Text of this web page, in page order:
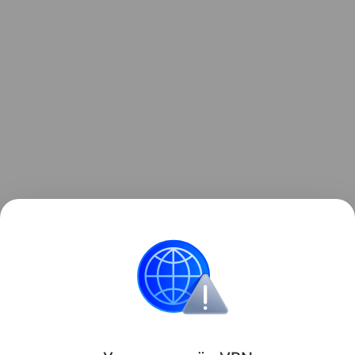
Что ждет ребенка, который
поедет учиться за границу.
Звёздные родители